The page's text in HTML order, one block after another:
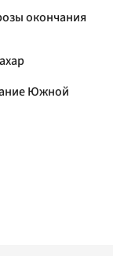
окончания
Южной